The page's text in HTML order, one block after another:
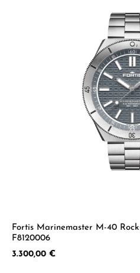
Fortis Marinemaster M-40
F8120006
Regulärer Preis:
3.300,00 €